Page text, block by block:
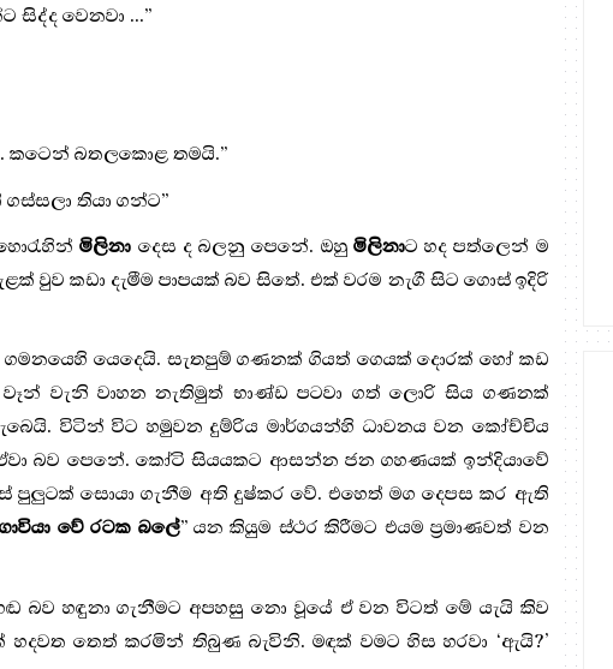
සිද්ද වෙනවා ...”
කටෙන් බතලකොළ තමයි.”
තියා ගන්ට”
මිලිනා දෙස ද බලනු පෙනේ. ඔහු මිලිනාට හද පත්ලෙන් ම
වුව කඩා දැමීම පාපයක් බව සිතේ. එක් වරම නැගී සිට ගොස් ඉදිරි
ගමනයෙහි යෙදෙයි. සැතපුම් ගණනක් ගියත් ගෙයක් දොරක් හෝ කඩ
වැනි වාහන නැතිමුත් භාණ්ඩ පටවා ගත් ලොරි සිය ගණනක්
විටින් විට හමුවන දුම්රිය මාර්ගයන්හි ධාවනය වන කෝච්චිය
බව පෙනේ. කෝටි සියයකට ආසන්න ජන ගහණයක් ඉන්දියාවේ
සොයා ගැනීම අති දුෂ්කර වේ. එහෙත් මග දෙපස කර ඇති
වේ රටක බලේ” යන කියුම ස්ථර කිරීමට එයම ප්‍රමාණවත් වන
බව හඳුනා ගැනීමට අපහසු නො වූයේ ඒ වන විටත් මේ යැයි කිව
තෙත් කරමින් තිබුණ බැවිනි. මඳක් වමට හිස හරවා ‘ඇයි?’